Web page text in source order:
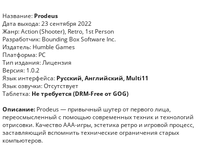
Название: Prodeus
Дата выхода: 23 сентября 2022
Жанр: Action (Shooter), Retro, 1st Person
Разработчик: Bounding Box Software Inc.
Издатель: Humble Games
Платформа: PC
Тип издания: Лицензия
Версия: 1.0.2
Язык интерфейса: Русский, Английский, Multi11
Язык озвучки: Отсутствует
Таблетка: Не требуется (DRM-Free от GOG)
Описание: Prodeus — привычный шутер от первого лица,
переосмысленный с помощью современных техник и технологий
отрисовки. Качество ААА-игры, эстетика ретро и игровой процесс,
заставляющий вспомнить технические ограничения старых
компьютеров.